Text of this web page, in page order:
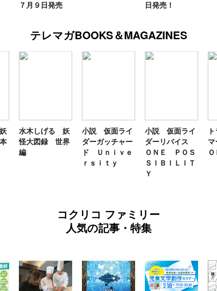
テレマガBOOKS＆MAGAZINES
小説 仮面ライ
ダーガッチャー
ド Ｕｎｉｖｅ
小説 仮面ライ
ダーリバイス
ＯＮＥ ＰＯＳ
ＳＩＢＩＬＩＴ
トランスフォー
マーＦＡＮＢＯ
ＯＫ２０２６
コクリコ ファミリー
人気の記事・特集